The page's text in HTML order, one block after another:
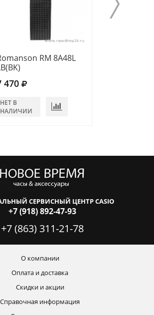
RM 8A48L
470
НЕТ В
НАЛИЧИИ
СЕРВИСНЫЙ ЦЕНТР CASIO
+7 (918) 892-47-93
+7 (863) 311-21-78
О компании
Оплата и доставка
Скидки и акции
Справочная информация